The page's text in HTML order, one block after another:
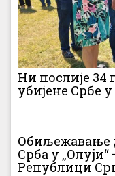
Ни послије 34
убијене Србе
Обиљежавање
Срба у
Републици